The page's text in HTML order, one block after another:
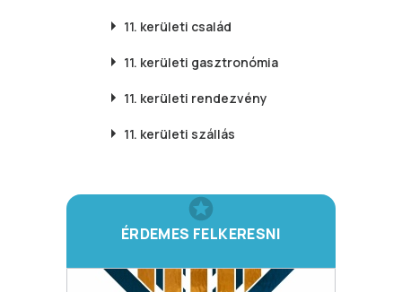
11. kerületi család
11. kerületi gasztronómia
11. kerületi rendezvény
11. kerületi szállás
ÉRDEMES FELKERESNI